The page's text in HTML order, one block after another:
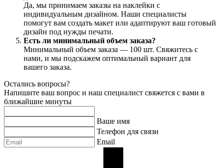
Да, мы принимаем заказы на наклейки с
индивидуальным дизайном. Наши специалисты
помогут вам создать макет или адаптируют ваш готовый
дизайн под нужды печати.
Есть ли минимальный объем заказа?
Минимальный объем заказа — 100 шт. Свяжитесь с
нами, и мы подскажем оптимальный вариант для
вашего заказа.
Остались вопросы?
Напишите ваш вопрос и наш специалист свяжется с вами в
ближайшие минуты
Ваше имя
Телефон для связи
Email